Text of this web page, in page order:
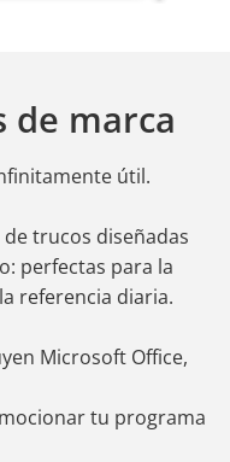
de marca
útil.
trucos diseñadas
perfectas para la
referencia diaria.
Microsoft Office,
tu programa